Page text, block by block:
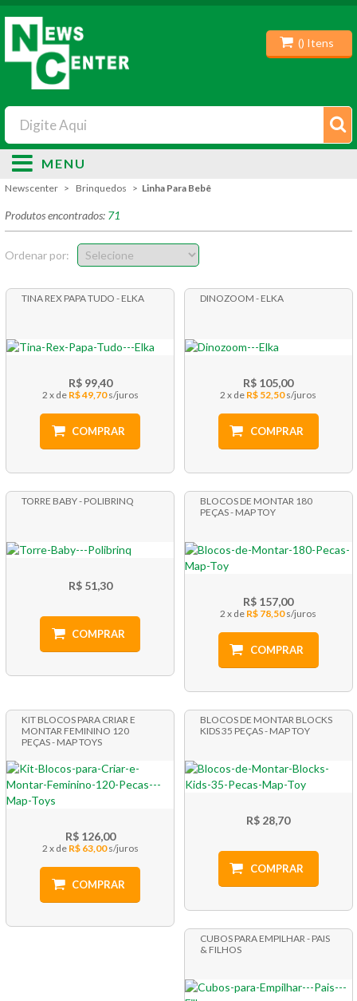
() Itens
MENU
Newscenter Brinquedos Linha Para Bebê
Produtos encontrados: 71
Ordenar por:
TINA REX PAPA TUDO - ELKA
R$ 99,40
2 x R$ 49,70
COMPRAR
DINOZOOM - ELKA
R$ 105,00
2 x R$ 52,50
COMPRAR
TORRE BABY - POLIBRINQ
R$ 51,30
COMPRAR
BLOCOS DE MONTAR 180
PEÇAS - MAP TOY
R$ 157,00
2 x R$ 78,50
COMPRAR
KIT BLOCOS PARA CRIAR E
MONTAR FEMININO 120
PEÇAS - MAP TOYS
R$ 126,00
2 x R$ 63,00
COMPRAR
BLOCOS DE MONTAR BLOCKS
KIDS 35 PEÇAS - MAP TOY
R$ 28,70
COMPRAR
CUBOS PARA EMPILHAR - PAIS
& FILHOS